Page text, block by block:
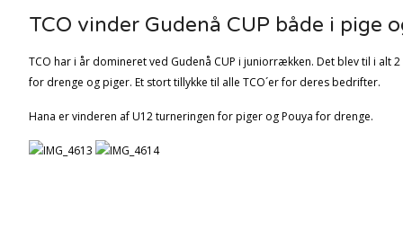
TCO vinder Gudenå CUP både i pige
TCO har i år domineret ved Gudenå CUP i juniorrækken. Det blev til i alt
for drenge og piger. Et stort tillykke til alle TCO´er for deres bedrifter.
Hana er vinderen af U12 turneringen for piger og Pouya for drenge.